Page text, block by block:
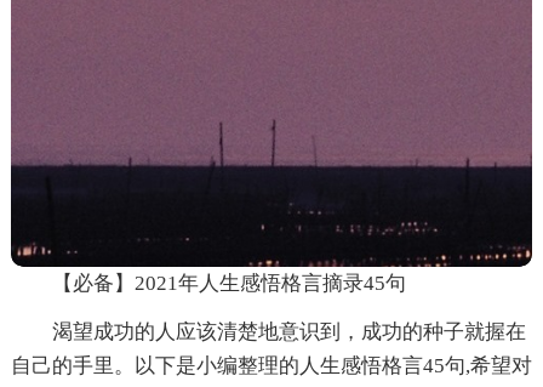
【必备】2021年人生感悟格言摘录45句
渴望成功的人应该清楚地意识到，成功的种子就握在
自己的手里。以下是小编整理的人生感悟格言45句,希望对